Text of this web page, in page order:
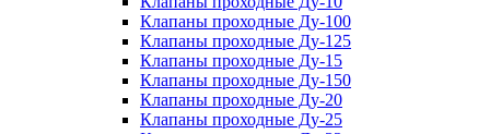
Клапаны проходные Ду-100
Клапаны проходные Ду-125
Клапаны проходные Ду-15
Клапаны проходные Ду-150
Клапаны проходные Ду-20
Клапаны проходные Ду-25